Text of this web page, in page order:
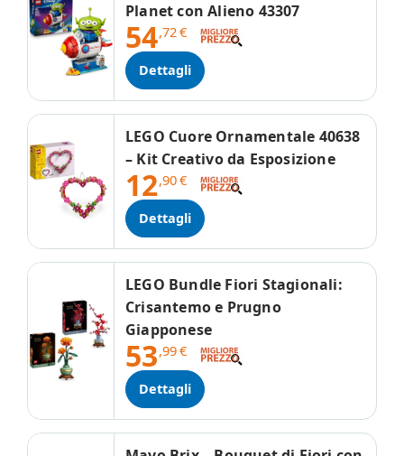
Planet con Alieno 43307
54,72€
Dettagli
LEGO Cuore Ornamentale 40638
– Kit Creativo da Esposizione
12,90€
Dettagli
LEGO Bundle Fiori Stagionali:
Crisantemo e Prugno
Giapponese
53,99€
Dettagli